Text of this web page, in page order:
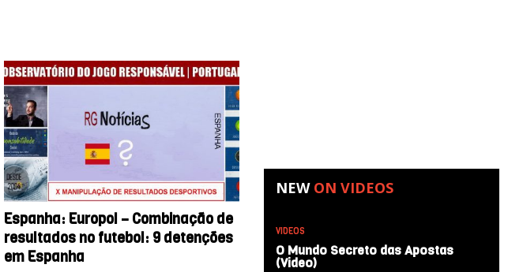
Espanha: Europol – Combinação de
resultados no futebol: 9 detenções
em Espanha
NEW ON VIDEOS
VIDEOS
O Mundo Secreto das Apostas
(Video)